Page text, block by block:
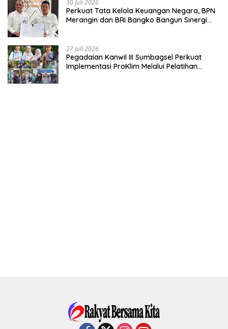
30 Juli 2026
Perkuat Tata Kelola Keuangan Negara, BPN
Merangin dan BRI Bangko Bangun Sinergi
27 Juli 2026
Pegadaian Kanwil III Sumbagsel Perkuat
Implementasi ProKlim Melalui Pelatihan